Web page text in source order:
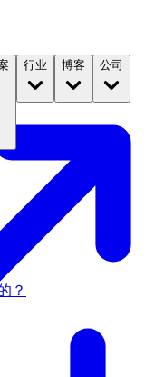
行业 博客 公司
？